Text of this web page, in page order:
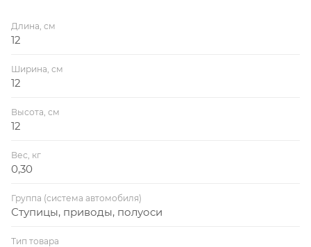
Длина, см
12
Ширина, см
12
Высота, см
12
Вес, кг
0,30
Группа (система автомобиля)
Ступицы, приводы, полуоси
Тип товара